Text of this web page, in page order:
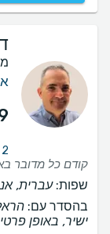
2 חוות דעת על לשון קשורה
שפות:עברית,
בהסדר עם:
ישיר, באופן פרטי